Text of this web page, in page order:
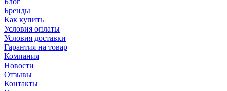
Бренды
Как купить
Условия оплаты
Условия доставки
Гарантия на товар
Компания
Новости
Отзывы
Контакты